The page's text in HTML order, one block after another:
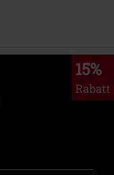
15%
Rabatt